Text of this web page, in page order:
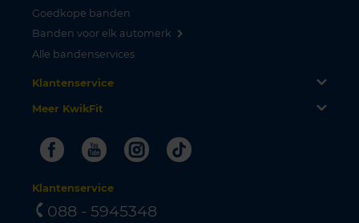
Goedkope banden
Banden voor elk automerk
Alle bandenservices
Klantenservice
Meer KwikFit
FacebookYoutubeInstagram
Tiktok
Klantenservice
088 - 5945348